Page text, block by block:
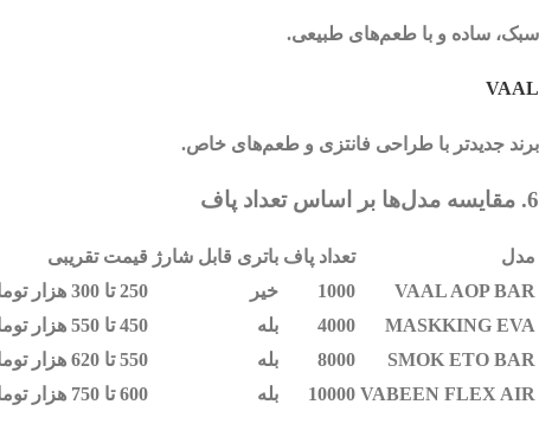
سبک، ساده و با طعم‌های طبیعی.
VAAL
برند جدیدتر با طراحی فانتزی و طعم‌های خاص.
6. مقایسه مدل‌ها بر اساس تعداد پاف
مدل تعداد پاف باتری قابل شارژ قیمت تقریبی
VAAL AOP BAR
1000 خیر
250 تا 300 هزار تومان
MASKKING EVA
4000 بله
450 تا 550 هزار تومان
SMOK ETO BAR
8000 بله
550 تا 620 هزار تومان
VABEEN FLEX AIR
10000 بله 600 تا 750 هزار تومان